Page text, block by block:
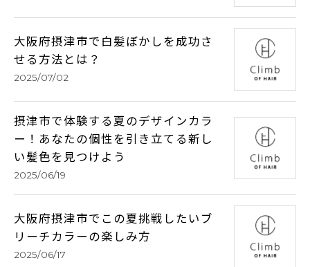
大阪府摂津市で白髪ぼかしを成功さ
せる方法とは？
2025/07/02
摂津市で体験する夏のデザインカラ
ー！あなたの個性を引き立てる新し
い髪色を見つけよう
2025/06/19
大阪府摂津市でこの夏挑戦したいブ
リーチカラーの楽しみ方
2025/06/17